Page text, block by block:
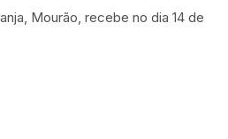
Mourão, recebe no dia 14 de